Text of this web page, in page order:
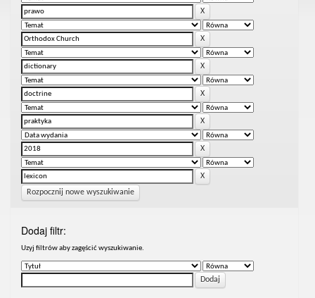
Rozpocznij nowe wyszukiwanie
Dodaj filtr:
Uzyj filtrów aby zagęścić wyszukiwanie.